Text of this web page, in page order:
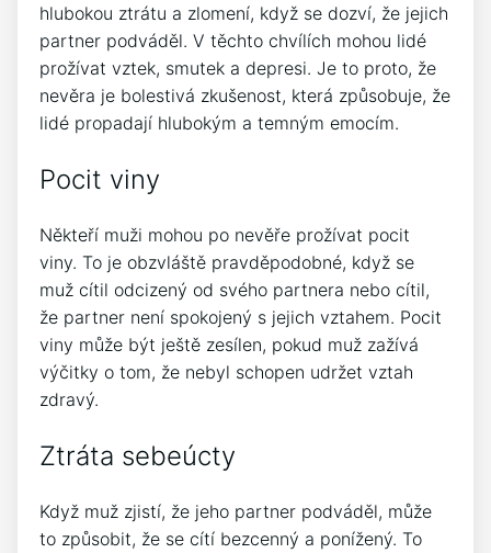
hlubokou ztrátu a zlomení, když se dozví, že jejich
partner podváděl. V těchto chvílích mohou lidé
prožívat vztek, smutek a depresi. Je to proto, že
nevěra je bolestivá zkušenost, která způsobuje, že
lidé propadají hlubokým a temným emocím.
Pocit viny
Někteří muži mohou po nevěře prožívat pocit
viny. To je obzvláště pravděpodobné, když se
muž cítil odcizený od svého partnera nebo cítil,
že partner není spokojený s jejich vztahem. Pocit
viny může být ještě zesílen, pokud muž zažívá
výčitky o tom, že nebyl schopen udržet vztah
zdravý.
Ztráta sebeúcty
Když muž zjistí, že jeho partner podváděl, může
to způsobit, že se cítí bezcenný a ponížený. To